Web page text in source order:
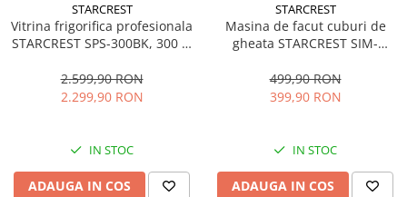
STARCREST
Vitrina frigorifica profesionala
STARCREST SPS-300BK, 300 L,
LED, H 169.5 cm, Negru
2.599,90 RON
2.299,90 RON
IN STOC
ADAUGA IN COS
STARCREST
Masina de facut cuburi de
gheata STARCREST SIM-
12Kg/24h, Cos gheata
detasabil, Rezervor apa 0.8 l,
499,90 RON
399,90 RON
IN STOC
ADAUGA IN COS